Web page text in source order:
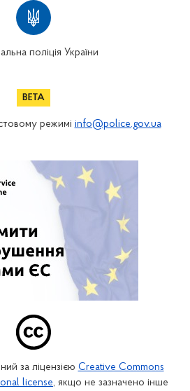
поліція України
режимі info@police.gov.ua
за ліцензією Creative Commons
license, якщо не зазначено інше